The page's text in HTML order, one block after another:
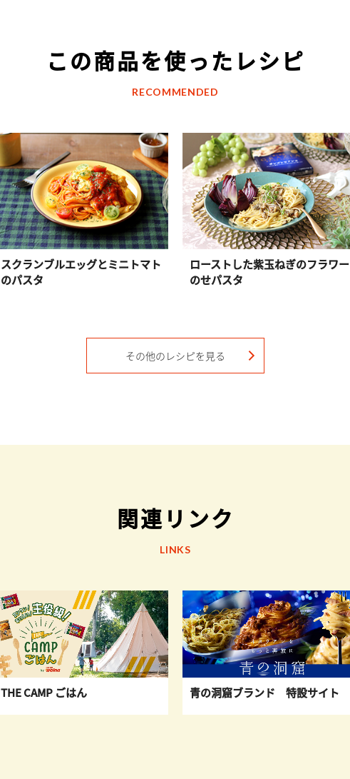
この商品を使ったレシピ
RECOMMENDED
スクランブルエッグとミニトマト
のパスタ
ローストした紫玉ねぎのフラワー
のせパスタ
その他のレシピを見る
関連リンク
LINKS
THE CAMP ごはん 青の洞窟ブランド 特設サイト